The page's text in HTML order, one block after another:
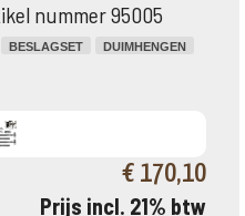
nummer 95005
BESLAGSET
DUIMHENGEN
€ 170,10
Prijs incl. 21% btw